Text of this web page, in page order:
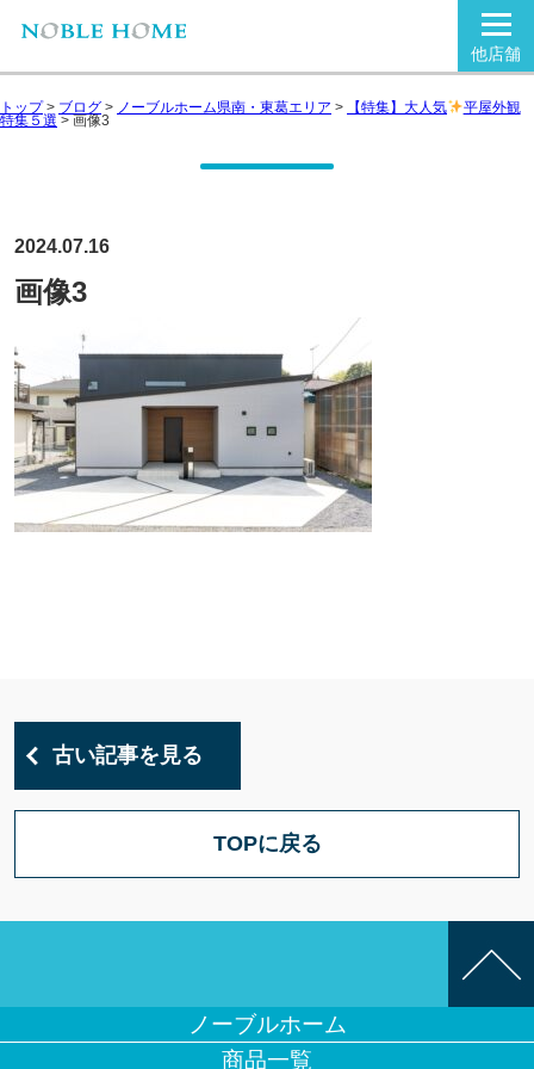
他店舗
トップ> ブログ > ノーブルホーム県南・東葛エリア > 【特集】大人気 平屋外観
特集５選>画像3
2024.07.16
画像3
古い記事を見る
TOPに戻る
ノーブルホーム
商品一覧